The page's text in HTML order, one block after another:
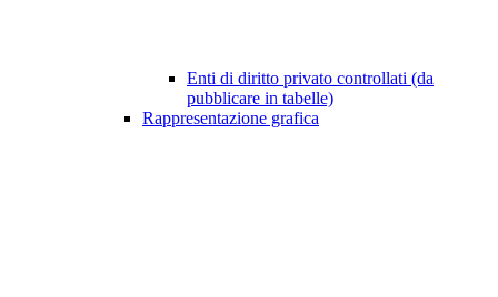
Enti di diritto privato controllati (da
pubblicare in tabelle)
Rappresentazione grafica